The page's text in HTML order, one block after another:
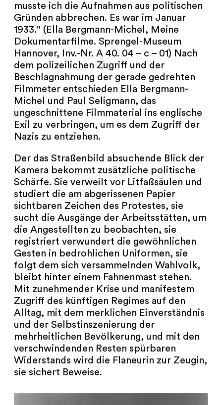
musste ich die Aufnahmen aus politischen
Gründen abbrechen. Es war im Januar
1933." (Ella Bergmann-Michel, Meine
Dokumentarfilme. Sprengel-Museum
Hannover, Inv.-Nr. A 40. 04 – c – 01) Nach
dem polizeilichen Zugriff und der
Beschlagnahmung der gerade gedrehten
Filmmeter entschieden Ella Bergmann-
Michel und Paul Seligmann, das
ungeschnittene Filmmaterial ins englische
Exil zu verbringen, um es dem Zugriff der
Nazis zu entziehen.
Der das Straßenbild absuchende Blick der
Kamera bekommt zusätzliche politische
Schärfe. Sie verweilt vor Litfaßsäulen und
studiert die am abgerissenen Papier
sichtbaren Zeichen des Protestes, sie
sucht die Ausgänge der Arbeitsstätten, um
die Angestellten zu beobachten, sie
registriert verwundert die gewöhnlichen
Gesten in bedrohlichen Uniformen, sie
folgt dem sich versammelnden Wahlvolk,
bleibt hinter einem Fahnenmast stehen.
Mit zunehmender Krise und manifestem
Zugriff des künftigen Regimes auf den
Alltag, mit dem merklichen Einverständnis
und der Selbstinszenierung der
mehrheitlichen Bevölkerung, und mit den
verschwindenden Resten spürbaren
Widerstands wird die Flaneurin zur Zeugin,
sie sichert Beweise.